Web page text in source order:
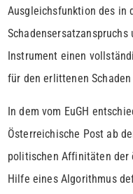
Ausgleichsfunktion des in
Instrument einen
für den erlittenen
In dem vom EuGH
Österreichische Post ab
politischen Affinitäten der
Hilfe eines Algorithmus